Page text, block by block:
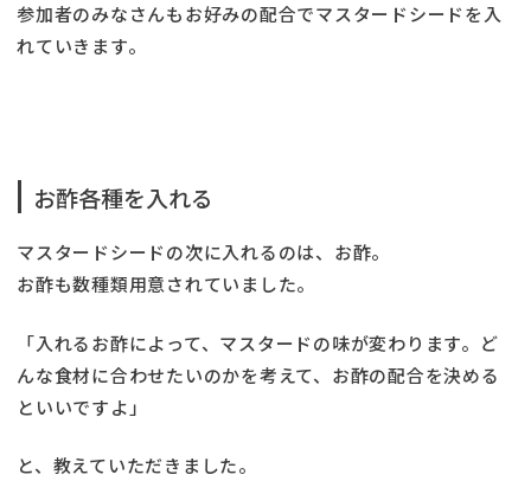
参加者のみなさんもお好みの配合でマスタードシードを入
れていきます。
お酢各種を入れる
マスタードシードの次に入れるのは、お酢。
お酢も数種類用意されていました。
「入れるお酢によって、マスタードの味が変わります。ど
んな食材に合わせたいのかを考えて、お酢の配合を決める
といいですよ」
と、教えていただきました。